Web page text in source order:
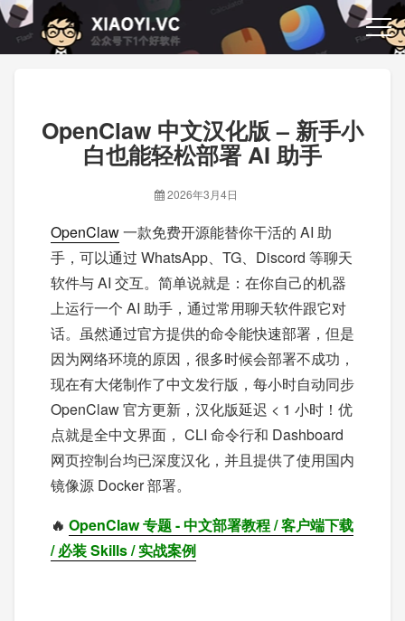
OpenClaw 中文汉化版 – 新手小
白也能轻松部署 AI 助手
2026年3月4日
OpenClaw一款免费开源能替你干活的 AI 助
手，可以通过 WhatsApp、TG、Discord 等聊天
软件与 AI 交互。简单说就是：在你自己的机器
上运行一个 AI 助手，通过常用聊天软件跟它对
话。虽然通过官方提供的命令能快速部署，但是
因为网络环境的原因，很多时候会部署不成功，
现在有大佬制作了中文发行版，每小时自动同步
OpenClaw 官方更新，汉化版延迟 < 1 小时！优
点就是全中文界面， CLI 命令行和 Dashboard
网页控制台均已深度汉化，并且提供了使用国内
镜像源 Docker 部署。
🔥 OpenClaw 专题 - 中文部署教程 / 客户端下载
/ 必装 Skills / 实战案例